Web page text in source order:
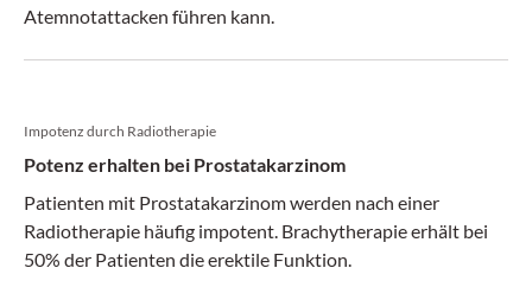
Atemnotattacken führen kann.
Impotenz durch Radiotherapie
Potenz erhalten bei Prostatakarzinom
Patienten mit Prostatakarzinom werden nach einer
Radiotherapie häufig impotent. Brachytherapie erhält bei
50% der Patienten die erektile Funktion.